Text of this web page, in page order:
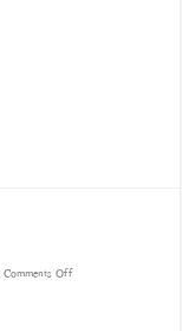
Comments Offon